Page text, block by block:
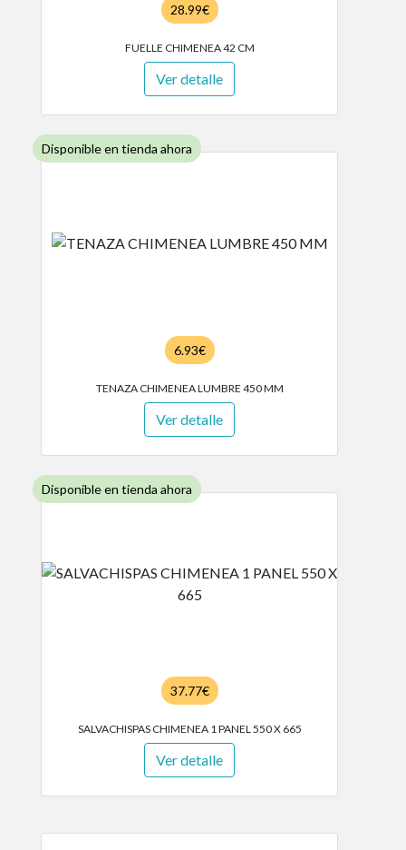
28.99€
FUELLE CHIMENEA 42 CM
Ver detalle
Disponible en tienda ahora
6.93€
TENAZA CHIMENEA LUMBRE 450 MM
Ver detalle
Disponible en tienda ahora
37.77€
SALVACHISPAS CHIMENEA 1 PANEL 550 X 665
Ver detalle